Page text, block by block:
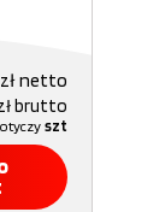
złnetto
brutto
szt